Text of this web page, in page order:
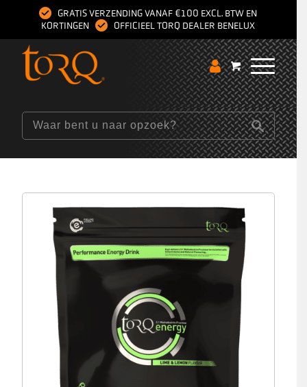
GRATIS VERZENDING VANAF €100 EXCL. BTW EN
KORTINGEN
OFFICIEEL TORQ DEALER BENELUX